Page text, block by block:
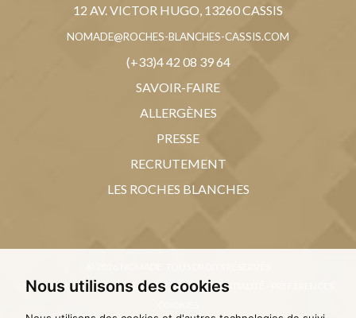
Nous utilisons des cookies
12 AV. VICTOR HUGO, 13260 CASSIS
NOMADE@ROCHES-BLANCHES-CASSIS.COM
(+33)4 42 08 39 64
SAVOIR-FAIRE
ALLERGÈNES
PRESSE
RECRUTEMENT
LES ROCHES BLANCHES
MENTIONS LÉGALES-POLITIQUE DE CONFIDENTIALITÉ